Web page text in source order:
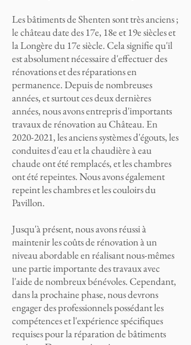
Les bâtiments de Shenten sont très anciens ;
le château date des 17e, 18e et 19e siècles et
la Longère du 17e siècle. Cela signifie qu'il
est absolument nécessaire d'effectuer des
rénovations et des réparations en
permanence. Depuis de nombreuses
années, et surtout ces deux dernières
années, nous avons entrepris d'importants
travaux de rénovation au Château. En
2020-2021, les anciens systèmes d'égouts, les
conduites d'eau et la chaudière à eau
chaude ont été remplacés, et les chambres
ont été repeintes. Nous avons également
repeint les chambres et les couloirs du
Pavillon.
Jusqu'à présent, nous avons réussi à
maintenir les coûts de rénovation à un
niveau abordable en réalisant nous-mêmes
une partie importante des travaux avec
l'aide de nombreux bénévoles. Cependant,
dans la prochaine phase, nous devrons
engager des professionnels possédant les
compétences et l'expérience spécifiques
requises pour la réparation de bâtiments